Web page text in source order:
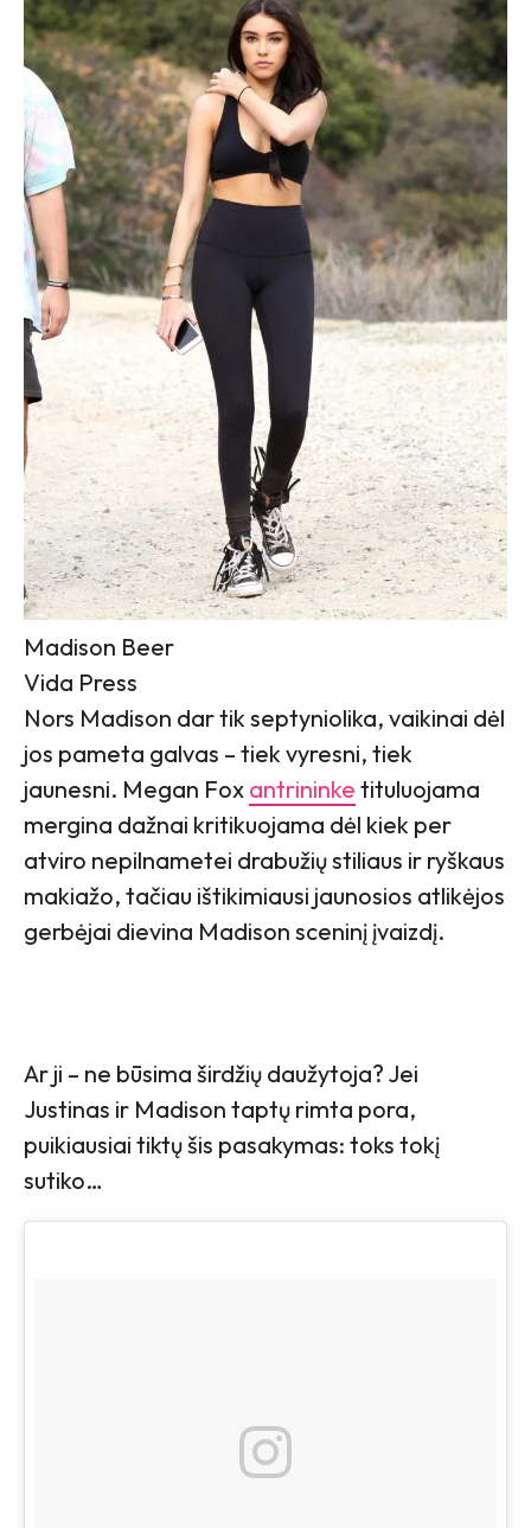
Madison Beer
Vida Press
Nors Madison dar tik septyniolika, vaikinai dėl
jos pameta galvas – tiek vyresni, tiek
jaunesni. Megan Fox antrininke tituluojama
mergina dažnai kritikuojama dėl kiek per
atviro nepilnametei drabužių stiliaus ir ryškaus
makiažo, tačiau ištikimiausi jaunosios atlikėjos
gerbėjai dievina Madison sceninį įvaizdį.
Ar ji – ne būsima širdžių daužytoja? Jei
Justinas ir Madison taptų rimta pora,
puikiausiai tiktų šis pasakymas: toks tokį
sutiko…